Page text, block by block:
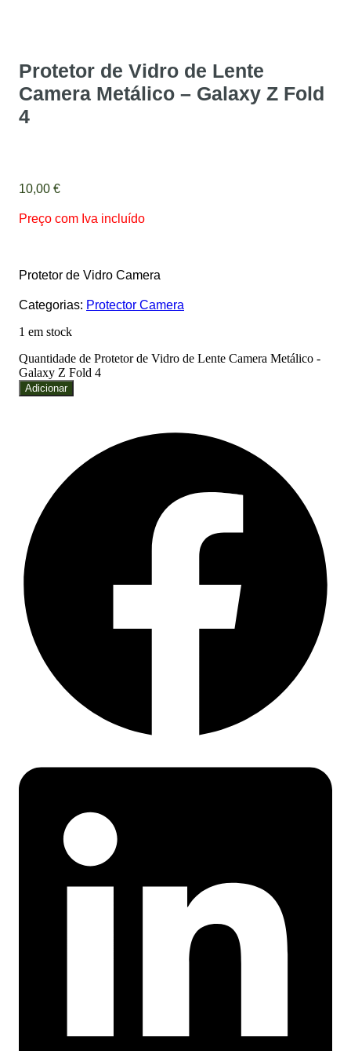
Protetor de Vidro de Lente
Camera Metálico – Galaxy Z Fold
4
10,00 €
Preço com Iva incluído
Protetor de Vidro Camera
Categorias: Protector Camera
1 em stock
Quantidade de Protetor de Vidro de Lente Camera Metálico -
Galaxy Z Fold 4
Adicionar